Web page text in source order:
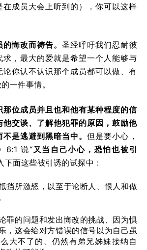
在成员大会上听到的），你可以这样
的悔改而祷告。圣经呼吁我们忍耐彼
求，最大的爱就是希望一个人能够与
论你认不认识那个成员都可以做、有
一件事情。
那位成员并且也和他有某种程度的信
他交谈、了解他犯罪的原因，鼓励他
不是逃避到黑暗当中。但是要小心，
6:1 说“ 又当自己小心，恐怕也被引
下面这些被引诱的试探中：
挡所激怒，以至于论断人、恨人和做
罪的问题和发出悔改的挑战、因为惧
，这会给对方错误的信号以为自己虽
大不了的、仍然有弟兄姊妹接纳自